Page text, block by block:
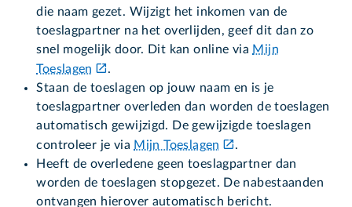
die naam gezet. Wijzigt het inkomen van de
toeslagpartner na het overlijden, geef dit dan zo
snel mogelijk door. Dit kan online via Mijn
Toeslagen
.
Staan de toeslagen op jouw naam en is je
toeslagpartner overleden dan worden de toeslagen
automatisch gewijzigd. De gewijzigde toeslagen
controleer je via Mijn Toeslagen
.
Heeft de overledene geen toeslagpartner dan
worden de toeslagen stopgezet. De nabestaanden
ontvangen hierover automatisch bericht.